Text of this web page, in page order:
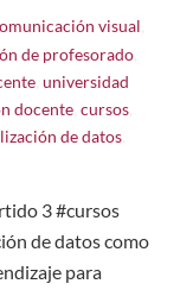
visual
de profesorado,
, universidad
docente cursos
de datos,
3 #cursos
de datos como
para